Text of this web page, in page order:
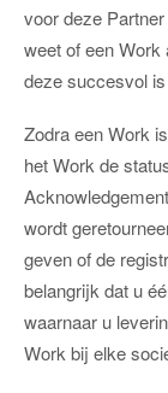
voor deze
weet of een Work
deze succesvol
Zodra een Work
het Work de
wordt
geven of de
belangrijk dat u
waarnaar u
Work bij elke